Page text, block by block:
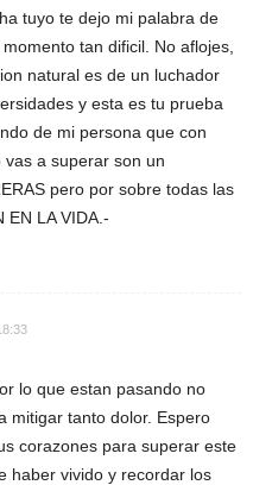
tuyo te dejo mi palabra de
tan dificil. No aflojes,
natural es de un luchador
y esta es tu prueba
de mi persona que con
a superar son un
pero por sobre todas las
EN LA VIDA.-
lo que estan pasando no
mitigar tanto dolor. Espero
corazones para superar este
haber vivido y recordar los